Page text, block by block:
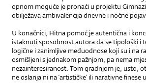
opnom moguće je pronaći u projektu
obilježava ambivalencija dnevne i noćne
U konačnici, Hitna pomoć je autentična i
istaknuti sposobnost autora da se tipološki i
logične i zanimljive međuodnose koji su i na
osmišljeni s jednakom pažnjom, pa nema
nezainteresiranost. Tom gradnjom je, usto,
ne oslanja ni na ‘artističke’ ili narativne